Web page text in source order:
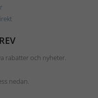
rabatter och nyheter.
nedan.